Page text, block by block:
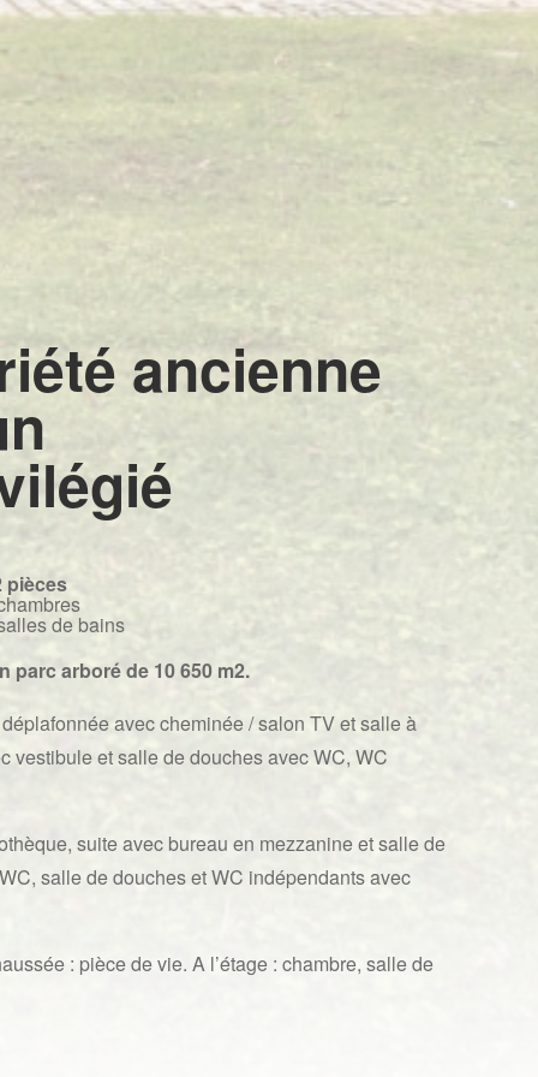
ancienne
pièces
de bains
parc arboré de 10 650 m2.
avec cheminée / salon TV et salle à
vestibule et salle de douches avec WC, WC
suite avec bureau en mezzanine et salle de
salle de douches et WC indépendants avec
: pièce de vie. A l’étage : chambre, salle de